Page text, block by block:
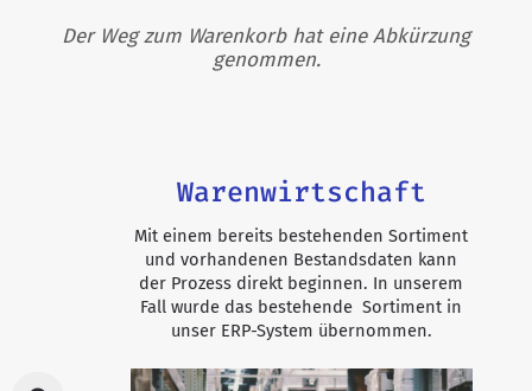
Der Weg zum Warenkorb hat eine Abkürzung
genommen.
Warenwirtschaft
Mit einem bereits bestehenden Sortiment
und vorhandenen Bestandsdaten kann
der Prozess direkt beginnen. In unserem
Fall wurde das bestehende Sortiment in
unser ERP-System übernommen.